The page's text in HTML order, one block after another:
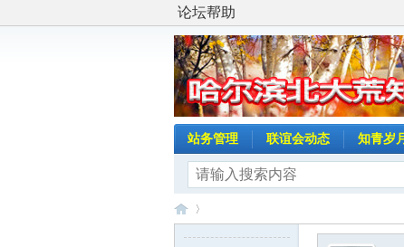
论坛帮助
站务管理 联谊会动态 知青岁月